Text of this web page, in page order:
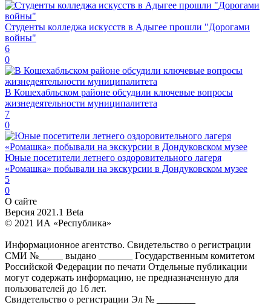
Студенты колледжа искусств в Адыгее прошли "Дорогами
войны"
6
0
В Кошехабльском районе обсудили ключевые вопросы
жизнедеятельности муниципалитета
7
0
Юные посетители летнего оздоровительного лагеря
«Ромашка» побывали на экскурсии в Дондуковском музее
5
0
О сайте
Версия 2021.1 Beta
© 2021 ИА «Республика»
Информационное агентство. Свидетельство о регистрации
СМИ №_____ выдано _______ Государственным комитетом
Российской Федерации по печати Отдельные публикации
могут содержать информацию, не предназначенную для
пользователей до 16 лет.
Свидетельство о регистрации Эл № ________